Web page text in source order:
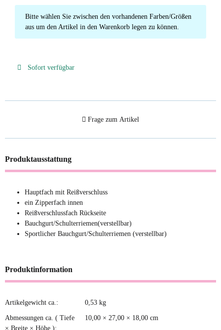
x
Bitte wählen Sie zwischen den vorhandenen Farben/Größen
aus um den Artikel in den Warenkorb legen zu können.
Sofort verfügbar
Frage zum Artikel
Produktausstattung
Hauptfach mit Reißverschluss
ein Zipperfach innen
Reißverschlussfach Rückseite
Bauchgurt/Schulterriemen(verstellbar)
Sportlicher Bauchgurt/Schulterriemen (verstellbar)
Produktinformation
Produkteigenschaft
Wert
Artikelgewicht ca.: 0,53 kg
Abmessungen ca. ( Tiefe
× Breite × Höhe ):
10,00 × 27,00 × 18,00 cm